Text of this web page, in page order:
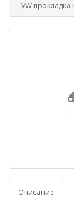
VW прокладка
Описание